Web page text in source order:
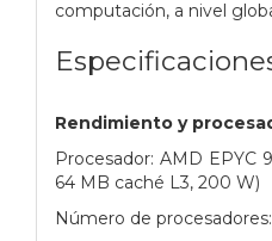
computación, a nivel
Rendimiento y
Procesador: AMD EPYC
64 MB caché L3, 200 W)
Número de procesadores: